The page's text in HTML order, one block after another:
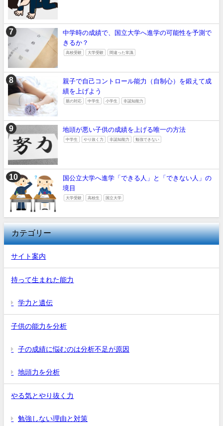
中学時の成績で、国立大学へ進学の可能性を予測で
きるか？
高校受験 大学受験 間違った常識
親子で自己コントロール能力（自制心）を鍛えて成
績を上げよう
親の対応 中学生 小学生 非認知能力
地頭が悪い子供の成績を上げる唯一の方法
中学生 やり抜く力 非認知能力 勉強できない
国公立大学へ進学「できる人」と「できない人」の
境目
大学受験 高校生 国立大学
カテゴリー
サイト案内
持って生まれた能力
学力と遺伝
子供の能力を分析
子の成績に悩むのは分析不足が原因
地頭力を分析
やる気とやり抜く力
勉強しない理由と対策